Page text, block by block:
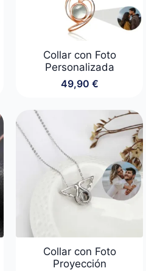
Collar con Foto
Personalizada
49,90 €
Collar con Foto
Proyección